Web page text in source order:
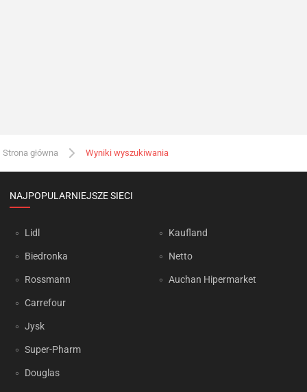
Strona główna Wyniki wyszukiwania
NAJPOPULARNIEJSZE SIECI
Lidl
Biedronka
Rossmann
Carrefour
Jysk
Super-Pharm
Douglas
Kaufland
Netto
Auchan Hipermarket